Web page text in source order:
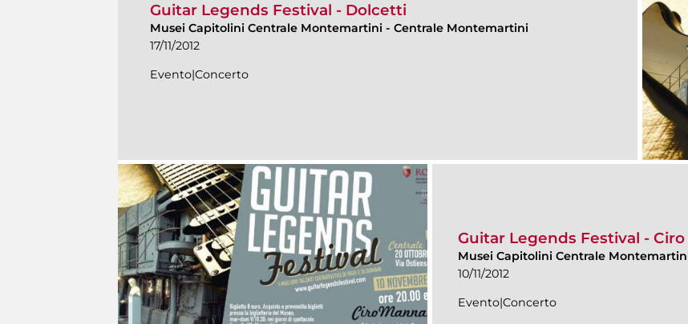
Guitar Legends Festival - Dolcetti
Musei Capitolini Centrale Montemartini - Centrale Montemartini
17/11/2012
Evento|Concerto
Guitar Legends Festival -
Musei Capitolini Centrale
10/11/2012
Evento|Concerto